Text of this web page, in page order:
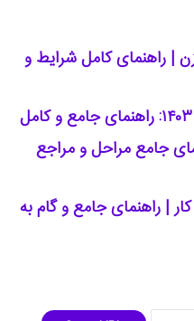
| راهنمای کامل شرایط و
جامع مراحل و مراجع
| راهنمای جامع و گام به